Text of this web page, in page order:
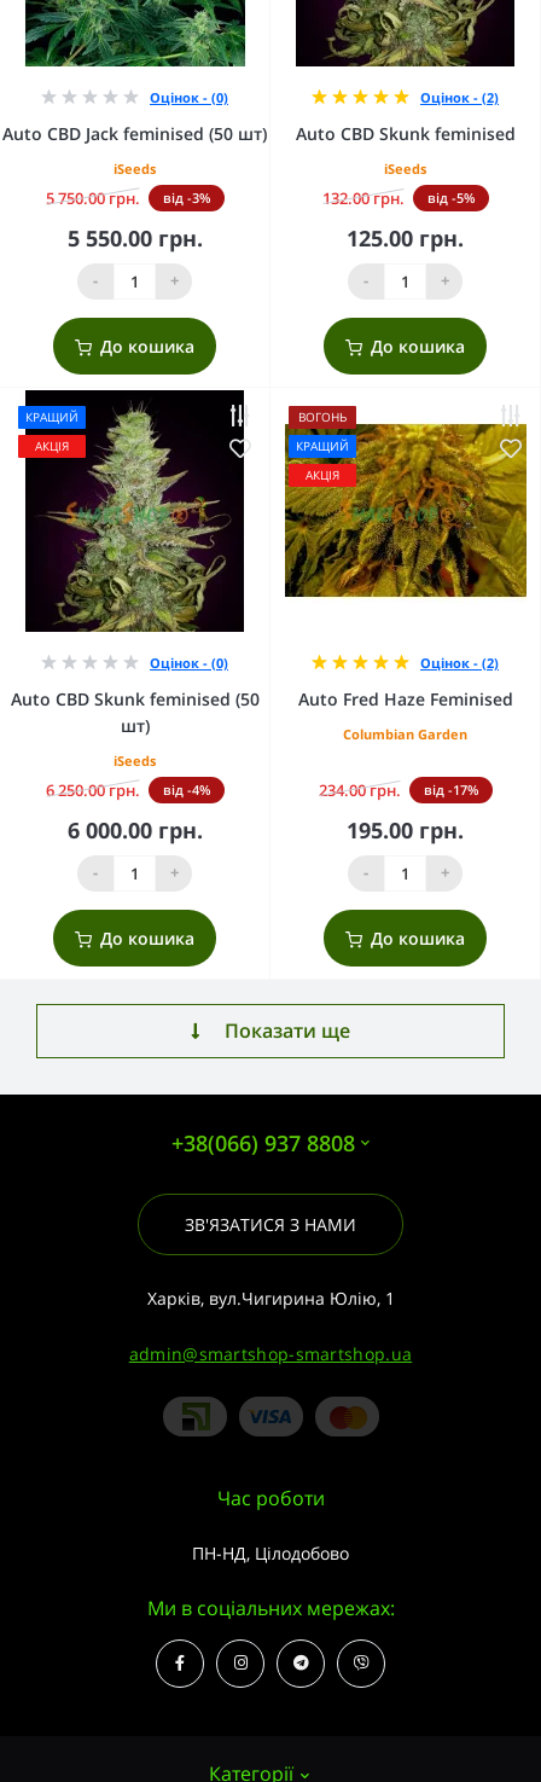
Оцінок - (0)
Auto CBD Jack feminised (50 шт)
iSeeds
5 750.00 грн. від -3%
5 550.00 грн.
- +
До кошика
Оцінок - (2)
Auto CBD Skunk feminised
iSeeds
132.00 грн. від -5%
125.00 грн.
- +
До кошика
КРАЩИЙ
АКЦІЯ
Оцінок - (0)
Auto CBD Skunk feminised (50
шт)
iSeeds
6 250.00 грн. від -4%
6 000.00 грн.
- +
До кошика
ВОГОНЬ
КРАЩИЙ
АКЦІЯ
Оцінок - (2)
Auto Fred Haze Feminised
Columbian Garden
234.00 грн. від -17%
195.00 грн.
- +
До кошика
Показати ще
+38(066) 937 8808
ЗВ'ЯЗАТИСЯ З НАМИ
Харків, вул.Чигирина Юлію, 1
admin@smartshop-smartshop.ua
Категорії
Час роботи
ПН-НД, Цілодобово
Ми в соціальних мережах: